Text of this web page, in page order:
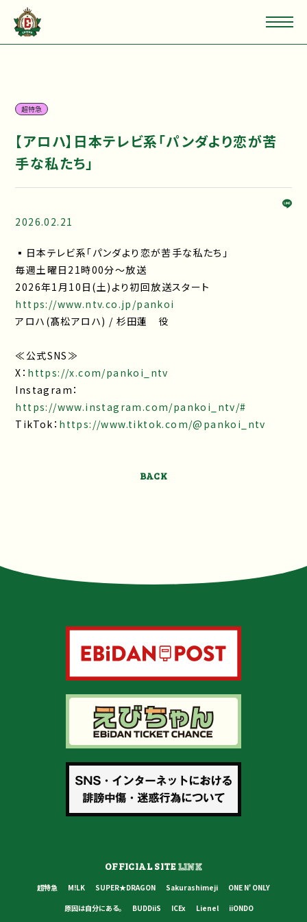
超特急
【アロハ】日本テレビ系「パンダより恋が苦
手な私たち」
2026.02.21
▪日本テレビ系「パンダより恋が苦手な私たち」
毎週土曜日21時00分～放送
2026年1月10日(土)より初回放送スタート
https://www.ntv.co.jp/pankoi
アロハ(髙松アロハ) / 杉田蓮 役
≪公式SNS≫
X： https://x.com/pankoi_ntv
Instagram：
https://www.instagram.com/pankoi_ntv/#
TikTok： https://www.tiktok.com/@pankoi_ntv
BACK
OFFICIAL SITELINK
超特急 M!LK SUPER★DRAGON Sakurashimeji
ONE N' ONLY
原因は自分にある。
BUDDiiS ICEx Lienel iiONDO